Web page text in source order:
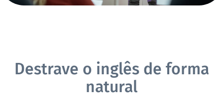
Destrave o inglês de forma
natural